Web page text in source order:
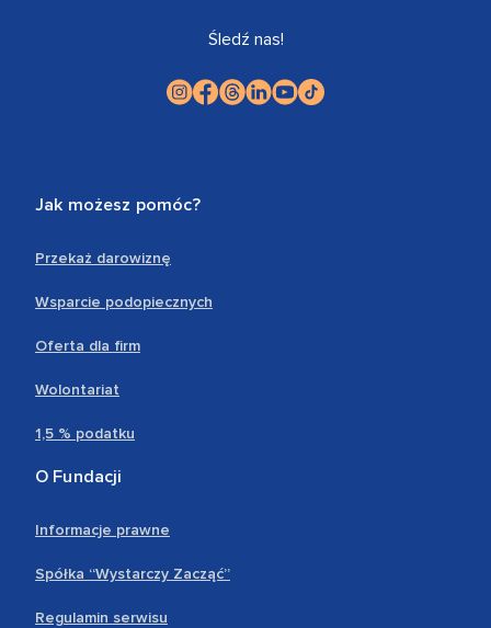
Śledź nas!
Jak możesz pomóc?
Przekaż darowiznę
Wsparcie podopiecznych
Oferta dla firm
Wolontariat
1,5 % podatku
O Fundacji
Informacje prawne
Spółka “Wystarczy Zacząć”
Regulamin serwisu